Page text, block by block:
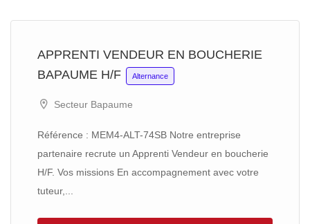
APPRENTI VENDEUR EN BOUCHERIE
BAPAUME H/F
Alternance
Secteur Bapaume
Référence : MEM4-ALT-74SB Notre entreprise
partenaire recrute un Apprenti Vendeur en boucherie
H/F. Vos missions En accompagnement avec votre
tuteur,...